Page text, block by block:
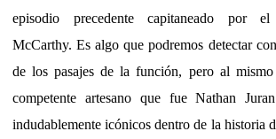
episodio precedente capitaneado por
McCarthy. Es algo que podremos detectar
de los pasajes de la función, pero al
competente artesano que fue Nathan
indudablemente icónicos dentro de la historia